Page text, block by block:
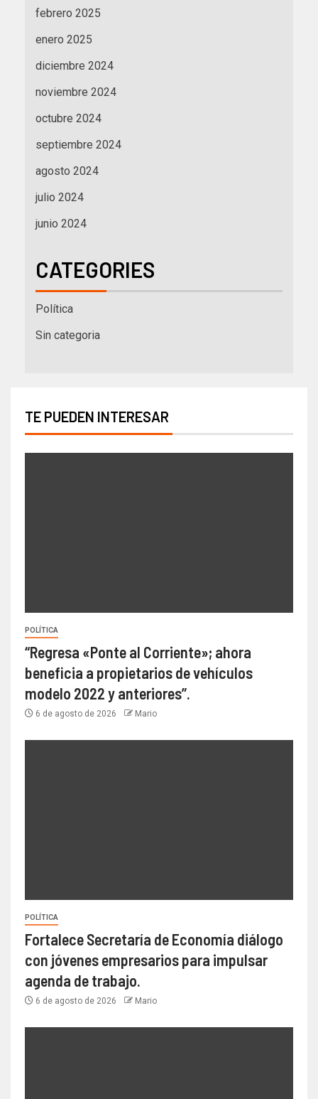
febrero 2025
enero 2025
diciembre 2024
noviembre 2024
octubre 2024
septiembre 2024
agosto 2024
julio 2024
junio 2024
CATEGORIES
Política
Sin categoria
TE PUEDEN INTERESAR
POLÍTICA
“Regresa «Ponte al Corriente»; ahora
beneficia a propietarios de vehículos
modelo 2022 y anteriores”.
6 de agosto de 2026 Mario
POLÍTICA
Fortalece Secretaría de Economía diálogo
con jóvenes empresarios para impulsar
agenda de trabajo.
6 de agosto de 2026 Mario